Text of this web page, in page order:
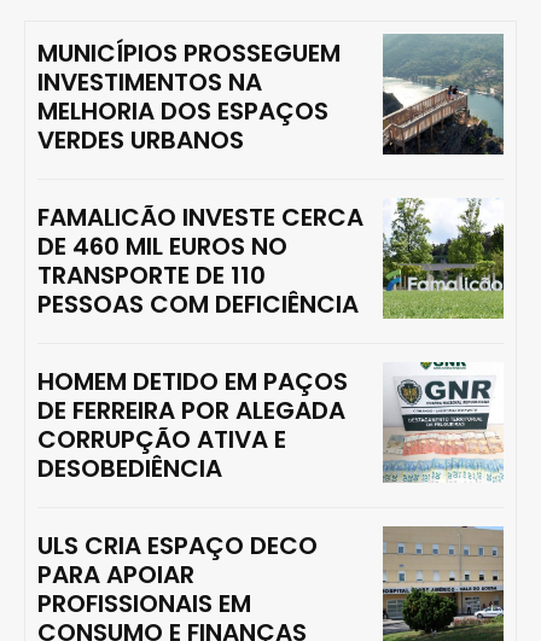
MUNICÍPIOS PROSSEGUEM
INVESTIMENTOS NA
MELHORIA DOS ESPAÇOS
VERDES URBANOS
FAMALICÃO INVESTE CERCA
DE 460 MIL EUROS NO
TRANSPORTE DE 110
PESSOAS COM DEFICIÊNCIA
HOMEM DETIDO EM PAÇOS
DE FERREIRA POR ALEGADA
CORRUPÇÃO ATIVA E
DESOBEDIÊNCIA
ULS CRIA ESPAÇO DECO
PARA APOIAR
PROFISSIONAIS EM
CONSUMO E FINANÇAS